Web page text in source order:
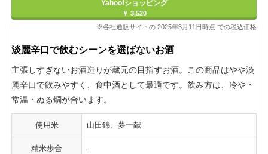
Yahoo!ショッピング
￥ 3,520
※各社通販サイトの 2025年3月11日時点 での税込価格
淡麗辛口で飲むシーンを選ばないお酒
主張しすぎないお酒造りが蔵元の目指すお酒。この商品はやや淡
麗辛口で飲みやすく、食中酒として最適です。飲み方は、冷や・
常温・ぬる燗が合います。
使用米 山田錦、夢一献
精米歩合 -